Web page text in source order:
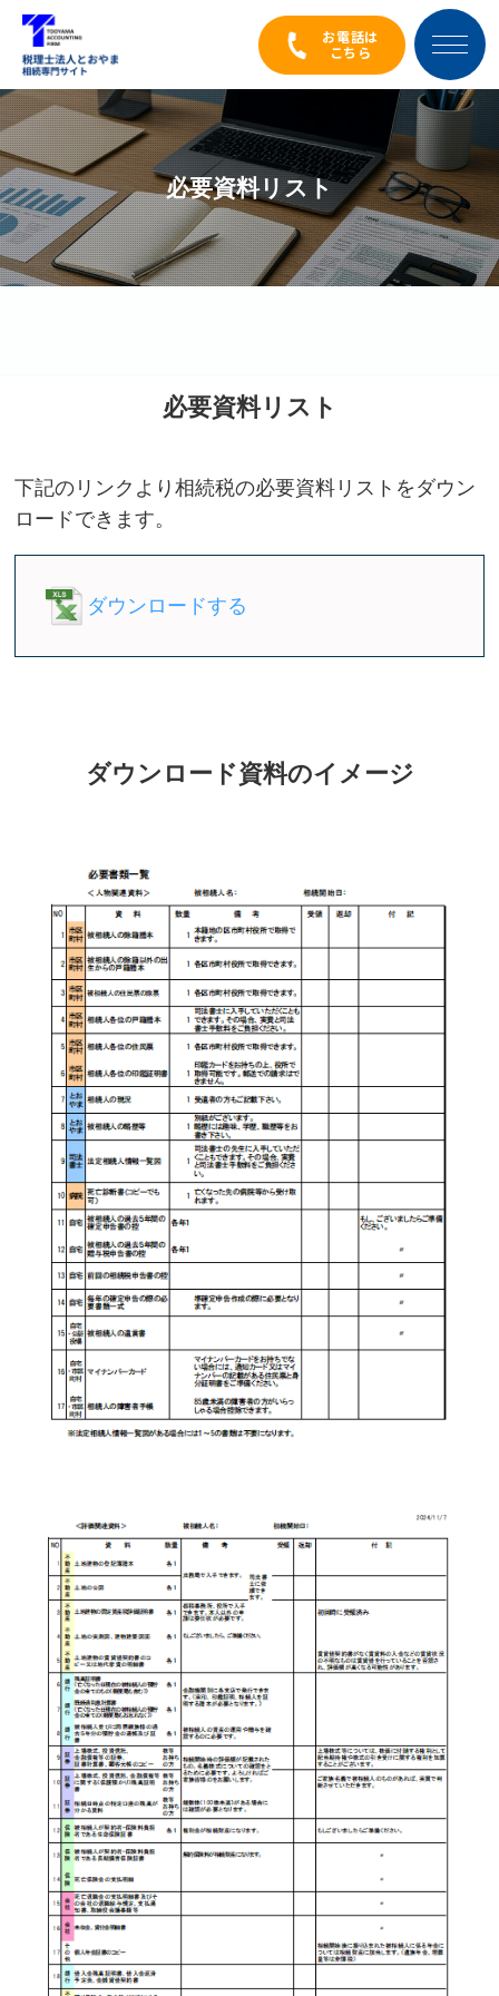
お電話は
こちら
必要資料リスト
必要資料リスト
下記のリンクより相続税の必要資料リストをダウン
ロードできます。
ダウンロードする
ダウンロード資料のイメージ